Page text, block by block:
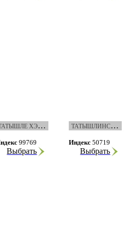
Т
АТЫШЛЕ ХЭБЭРЛЭРЕ
99769
Выбрать
Т
АТЫШЛИНСКИЙ ВЕСТНИК
Индекс 50719
Выбрать